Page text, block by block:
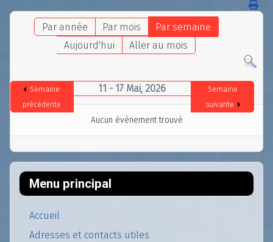
Par année Par mois
Par semaine
Aujourd'hui
Aller au mois
Semaine
précédente
11 - 17 Mai, 2026
Semaine
suivante
Aucun évènement trouvé
Menu principal
Accueil
Adresses et contacts utiles